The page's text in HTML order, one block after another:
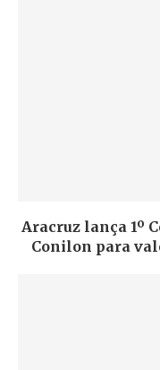
Aracruz lança 1º
Conilon para